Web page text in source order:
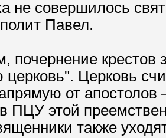
не совершилось
Павел.
почернение
церковь". Церковь
от апостолов
ПЦУ этой
также